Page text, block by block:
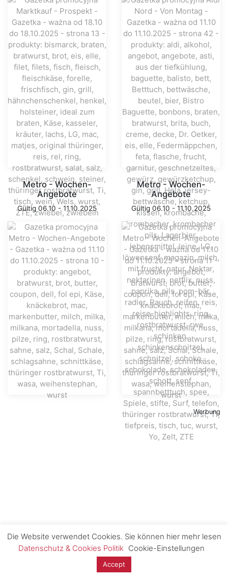
Metro - Wochen-
Angebote
Gültig 06.10 - 11.10.2025
Metro - Wochen-
Angebote
Gültig 06.10 - 11.10.2025
Werbung
Die Website verwendet Cookies. Sie können hier mehr lesen
Datenschutz & Cookies Politik Cookie-Einstellungen
Accept